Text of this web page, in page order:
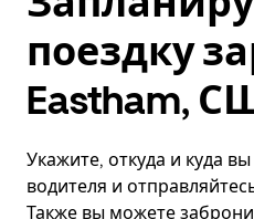
поездку
Eastham,
Укажите, откуда и куда
водителя и
Также вы можете